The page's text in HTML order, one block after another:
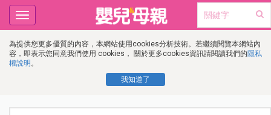
為提供您更多優質的內容，本網站使用cookies分析技術。若繼續閱覽本網站內
容，即表示您同意我們使用 cookies， 關於更多cookies資訊請閱讀我們的隱私
權說明 。
我知道了
Toggle
navigation